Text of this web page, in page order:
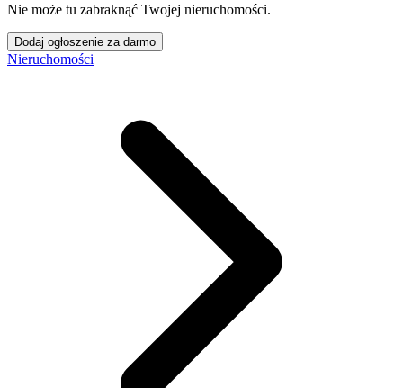
Nie może tu zabraknąć Twojej nieruchomości.
Dodaj ogłoszenie za darmo
Nieruchomości